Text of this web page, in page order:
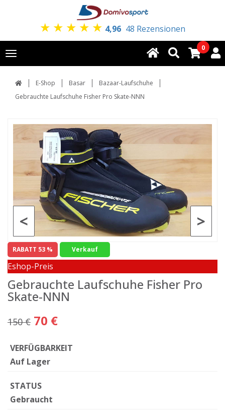
★ ★ ★ ★ ★ 4,96 48 Rezensionen
Toggle
navigation
0
E-Shop Basar
Bazaar-Laufschuhe
Gebrauchte Laufschuhe Fisher Pro Skate-NNN
>
<
RABATT 53 % Verkauf
Eshop-Preis
Gebrauchte Laufschuhe Fisher Pro
Skate-NNN
150 € 70 €
VERFÜGBARKEIT
Auf Lager
STATUS
Gebraucht